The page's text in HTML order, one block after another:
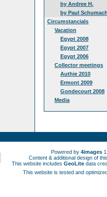
by Andree H.
by Paul
Circumstancials
Vacation
Egypt 2008
Egypt 2007
Egypt 2006
Collector meetings
Authie 2010
Ermont 2009
Gondecourt 2008
Media
Powered by 4images
Content & additional design of
This website includes GeoLite data
This website is tested and